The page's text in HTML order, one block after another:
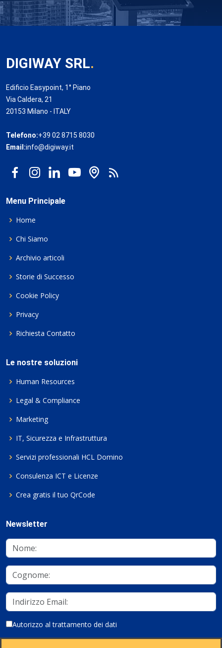
DIGIWAY SRL.
Edificio Easypoint, 1° Piano
Via Caldera, 21
20153 Milano - ITALY
Telefono:+39 02 8715 8030
Email:info@digiway.it
Menu Principale
Home
Chi Siamo
Archivio articoli
Storie di Successo
Cookie Policy
Privacy
Richiesta Contatto
Le nostre soluzioni
Human Resources
Legal & Compliance
Marketing
IT, Sicurezza e Infrastruttura
Servizi professionali HCL Domino
Consulenza ICT e Licenze
Crea gratis il tuo QrCode
Newsletter
Autorizzo al trattamento dei dati